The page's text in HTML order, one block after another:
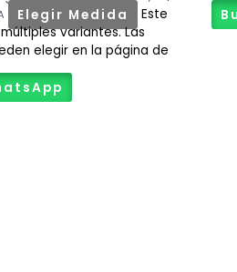
Elegir Medida
Este
variantes. Las
elegir en la página de